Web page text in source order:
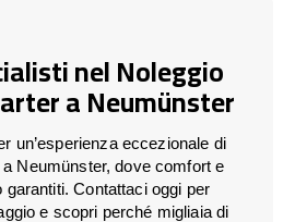
nel Noleggio
a Neumünster
un’esperienza eccezionale di
Neumünster, dove comfort e
garantiti. Contattaci oggi per
e scopri perché migliaia di